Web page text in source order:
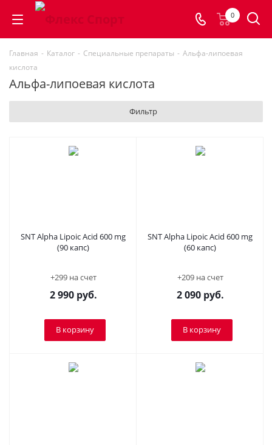
0
Главная - Каталог - Специальные препараты - Альфа-липоевая
кислота
Альфа-липоевая кислота
Фильтр
SNT Alpha Lipoic Acid 600 mg
(90 капс)
+299 на счет
2 990руб.
В корзину
SNT Alpha Lipoic Acid 600 mg
(60 капс)
+209 на счет
2 090руб.
В корзину